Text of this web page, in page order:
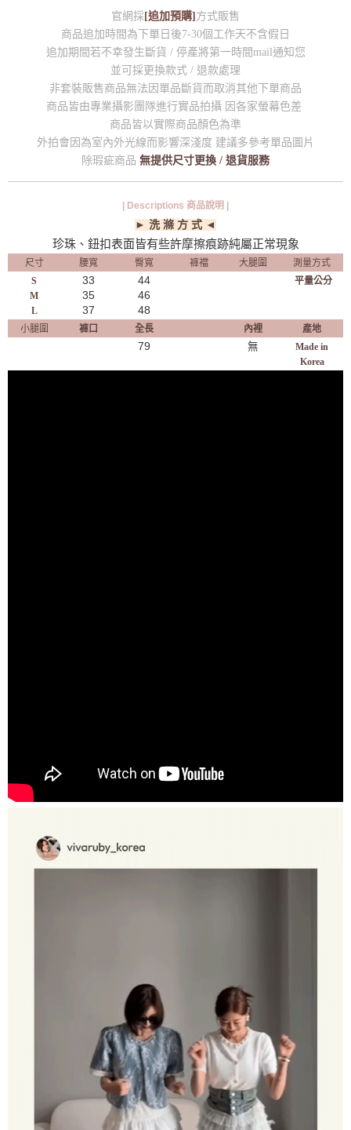
官網採[追加預購]方式販售
商品追加時間為下單日後7-30個工作天不含假日
追加期間若不幸發生斷貨 / 停產將第一時間mail通知您
並可採更換款式 / 退款處理
非套裝販售商品無法因單品斷貨而取消其他下單商品
商品皆由專業攝影團隊進行實品拍攝 因各家螢幕色差
商品皆以實際商品顏色為準
外拍會因為室內外光線而影響深淺度 建議多參考單品圖片
除瑕疵商品 無提供尺寸更換 / 退貨服務
| Descriptions 商品說明 |
► 洗 滌 方 式 ◄
珍珠、鈕扣表面皆有些許摩擦痕跡純屬正常現象
尺寸 腰寬 臀寬 褲襠 大腿圍
測量方式
S
M
L
33
35
37
44
46
48
平量公分
小腿圍 褲口 全長 內裡 產地
79 無
Made in
Korea